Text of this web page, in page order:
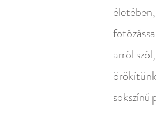
arról